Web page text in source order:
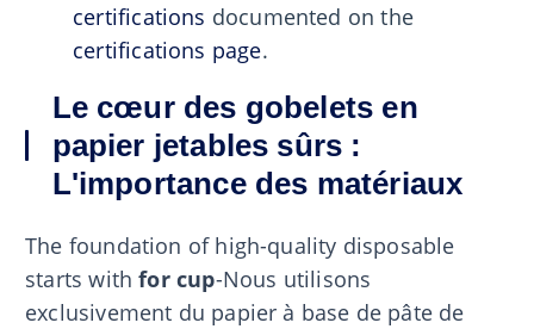
certifications documented on the
certifications page.
Le cœur des gobelets en
papier jetables sûrs :
L'importance des matériaux
The foundation of high-quality disposable
starts withfor cup-Nous utilisons
exclusivement du papier à base de pâte de